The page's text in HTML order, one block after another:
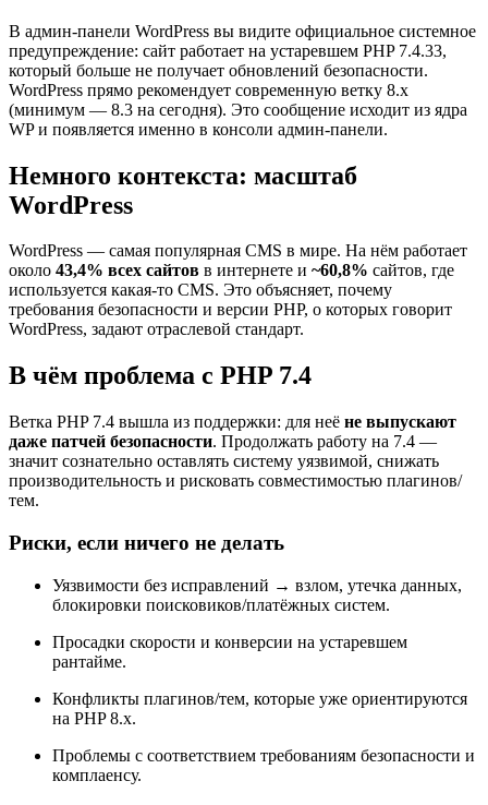
В админ-панели WordPress вы видите официальное системное
предупреждение: сайт работает на устаревшем PHP 7.4.33,
который больше не получает обновлений безопасности.
WordPress прямо рекомендует современную ветку 8.x
(минимум — 8.3 на сегодня). Это сообщение исходит из ядра
WP и появляется именно в консоли админ-панели.
Немного контекста: масштаб
WordPress
WordPress — самая популярная CMS в мире. На нём работает
около 43,4% всех сайтов в интернете и ~60,8% сайтов, где
используется какая-то CMS. Это объясняет, почему
требования безопасности и версии PHP, о которых говорит
WordPress, задают отраслевой стандарт.
В чём проблема с PHP 7.4
Ветка PHP 7.4 вышла из поддержки: для неё не выпускают
даже патчей безопасности. Продолжать работу на 7.4 —
значит сознательно оставлять систему уязвимой, снижать
производительность и рисковать совместимостью плагинов/
тем.
Риски, если ничего не делать
Уязвимости без исправлений → взлом, утечка данных,
блокировки поисковиков/платёжных систем.
Просадки скорости и конверсии на устаревшем
рантайме.
Конфликты плагинов/тем, которые уже ориентируются
на PHP 8.x.
Проблемы с соответствием требованиям безопасности и
комплаенсу.